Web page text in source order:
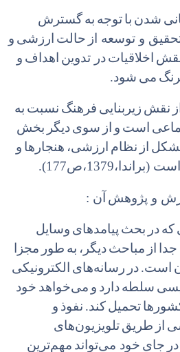
شدن باتوجه بهگسترش
و توسعه از حالت ارزشی و
اخلاقیاتدر تدوین اهداف و
می شود.
از نقش زیربنایی فرهنگ نسبت به
است و از سویدیگر بخش
از نظام ارزشی، هنجارها و
است (براندا،1379،ص177).
و پژوهش آن :
کهدر بحث پیامدهای وسایل
جدا از مباحثدیگر، به طور مجزا
است.در رسانههای الکترونیکی
سلطهدارد و میخواهد خود
تحمیلکند. نفوذ و
از طریقتلویزیونهای
در جای خود میتواند مهمترین